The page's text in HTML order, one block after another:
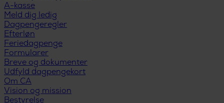
A-kasse
Meld dig ledig
Dagpengeregler
Efterløn
Feriedagpenge
Formularer
Breve og dokumenter
Udfyld dagpengekort
Om CA
Vision og mission
Bestyrelse